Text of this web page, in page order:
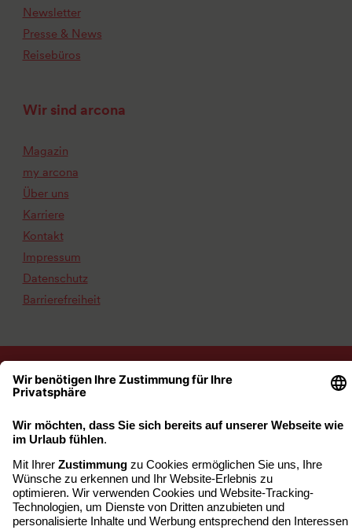
Newsletter
Presse & News
Reisebüros
Wir sind arcona
Magazin
my arcona
Über uns
Karriere
Kontakt
Impressum
Datenschutz
Barrierefreiheit